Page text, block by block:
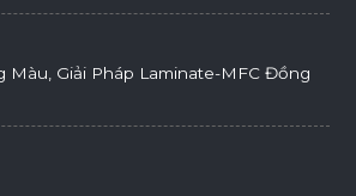
Màu, Giải Pháp Laminate-MFC Đồng